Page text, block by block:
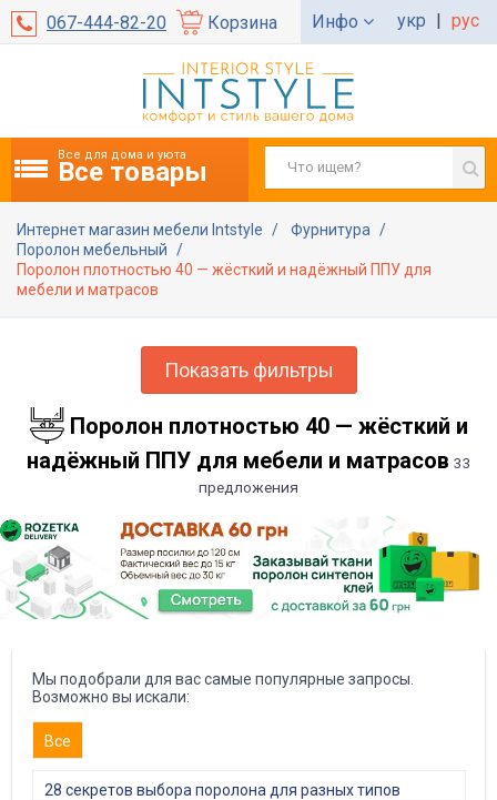
067-444-82-20 Корзина Инфо укр | рус
Все для дома и уюта
Все товары
Интернет магазин мебели Intstyle
Фурнитура
Поролон мебельный
Поролон плотностью 40 — жёсткий и надёжный ППУ для
мебели и матрасов
Показать фильтры
Поролон плотностью 40 — жёсткий и
надёжный ППУ для мебели и матрасов 33
предложения
Мы подобрали для вас самые популярные запросы.
Возможно вы искали:
Все
28 секретов выбора поролона для разных типов